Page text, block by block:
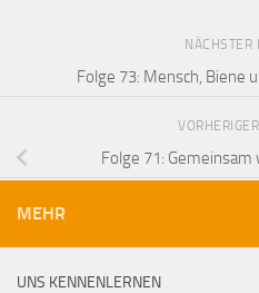
NÄCHSTER
Folge 73: Mensch, Biene
Folge 71:
MEHR
UNS KENNENLERNEN